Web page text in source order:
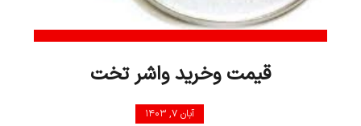
قیمت وخرید واشر تخت
آبان ۷, ۱۴۰۳